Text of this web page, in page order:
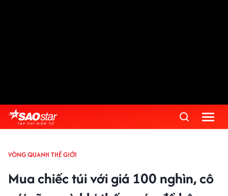
VÒNG QUANH THẾ GIỚI
Mua chiếc túi với giá 100 nghìn, cô